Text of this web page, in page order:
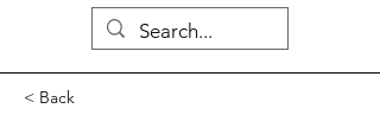
< Back